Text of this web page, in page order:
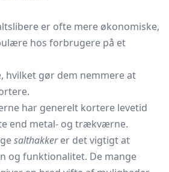
er ofte mere økonomiske,
hos forbrugere på et
hvilket gør dem nemmere at
har generelt kortere levetid
end metal- og trækværne.
salthakkerer det vigtigt at
og funktionalitet. De mange